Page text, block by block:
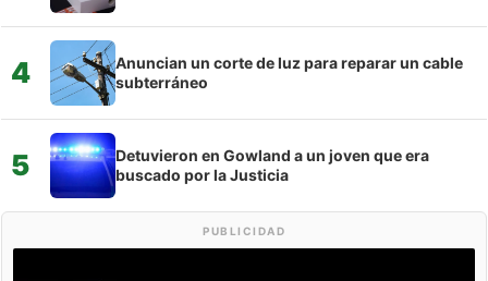
4
Anuncian un corte de luz para reparar un cable
subterráneo
5
Detuvieron en Gowland a un joven que era
buscado por la Justicia
PUBLICIDAD